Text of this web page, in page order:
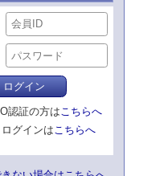
ログイン
認証の方はこちらへ
グインはこちらへ